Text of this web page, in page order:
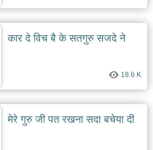
कार दे विच बै के सतगुरु सजदे ने
18.6 K
मेरे गुरु जी पत रखना सदा बचेया दी